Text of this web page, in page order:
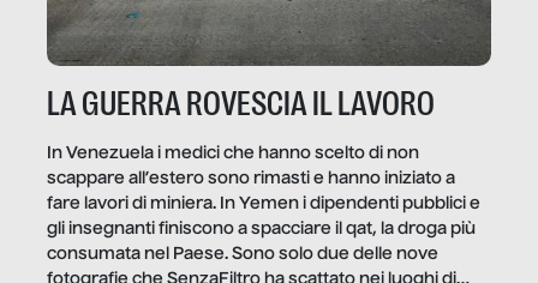
LA GUERRA ROVESCIA IL LAVORO
In Venezuela i medici che hanno scelto di non
scappare all’estero sono rimasti e hanno iniziato a
fare lavori di miniera. In Yemen i dipendenti pubblici e
gli insegnanti finiscono a spacciare il qat, la droga più
consumata nel Paese. Sono solo due delle nove